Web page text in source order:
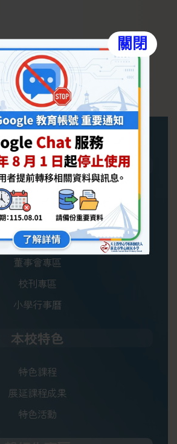
關於聖心
聖心會祖
歷史沿革
校園環境
董事會專區
校刊專區
小學行事曆
本校特色
特色課程
展延課程成果
特色活動
關閉